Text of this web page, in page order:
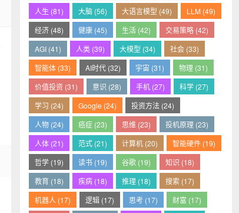
人生 (81)
大脑 (56) 大语言模型 (49)
LLM (49)
经济 (48)
健康 (45) 生活 (42)
交易策略 (42)
AGI (41)
人类 (39) 大模型 (34)
社会 (33)
智能体 (33)
AI时代 (32) 宇宙 (31)
物理 (31)
价值投资 (31)
意识 (28) 手机 (27)
科学 (27)
学习 (24)
Google (24)
投资方法 (24)
人物 (24)
癌症 (23) 思维 (23)
投机原理 (23)
人体 (21)
范式 (21) 计算机 (20)
智能硬件 (19)
哲学 (19)
读书 (19) 谷歌 (19)
知识 (18)
教育 (18)
疾病 (18) 推理 (18)
搜索 (17)
机器人 (17)
逻辑 (17) 思考 (17)
财富 (17)